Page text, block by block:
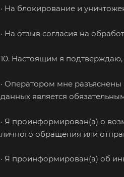
· На блокирование и
· На отзыв согласия на
10. Настоящим я подтверждаю,
· Оператором мне разъяснены
данных является
· Я проинформирован(а) о
личного обращения или
· Я проинформирован(а) об